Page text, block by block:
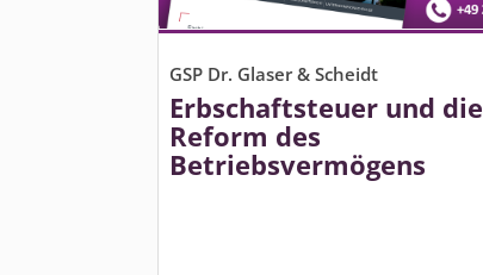
GSP Dr. Glaser & Scheidt
Erbschaftsteuer und die
Reform des
Betriebsvermögens